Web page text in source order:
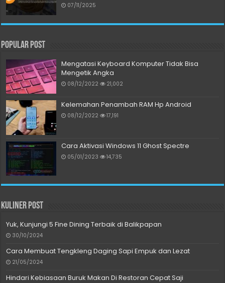
07/11/2025
Popular Post
Mengatasi Keyboard Komputer Tidak Bisa
Mengetik Angka
08/12/2022 21,002
Kelemahan Penambah RAM Hp Android
08/12/2022 17,191
Cara Aktivasi Windows 11 Ghost Spectre
05/01/2023 14,735
Kuliner Post
Yuk, Kunjungi 5 Fine Dining Terbaik di Balikpapan
30/10/2024
Cara Membuat Tengkleng Daging Sapi Empuk dan Lezat
21/05/2024
Hindari Kebiasaan Buruk Makan Di Restoran Cepat Saji